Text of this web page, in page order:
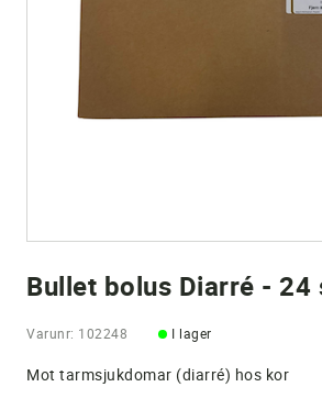
Bullet bolus Diarré - 24
Varunr: 102248 I lager
Mot tarmsjukdomar (diarré) hos kor